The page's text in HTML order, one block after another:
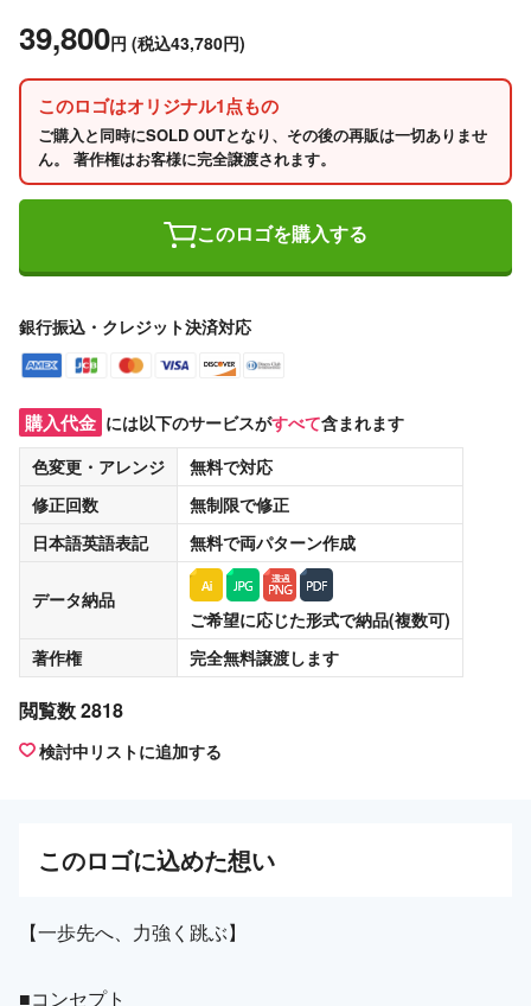
39,800円 (税込43,780円)
このロゴはオリジナル1点もの
ご購入と同時にSOLD OUTとなり、その後の再販は一切ありませ
ん。 著作権はお客様に完全譲渡されます。
このロゴを購入する
銀行振込・クレジット決済対応
購入代金 には以下のサービスがすべて含まれます
色変更・アレンジ
無料で対応
修正回数
無制限で修正
日本語英語表記
無料で両パターン作成
データ納品
ご希望に応じた形式で納品(複数可)
著作権
完全無料譲渡します
閲覧数 2818
検討中リストに追加する
このロゴに込めた想い
【一歩先へ、力強く跳ぶ】
■コンセプト